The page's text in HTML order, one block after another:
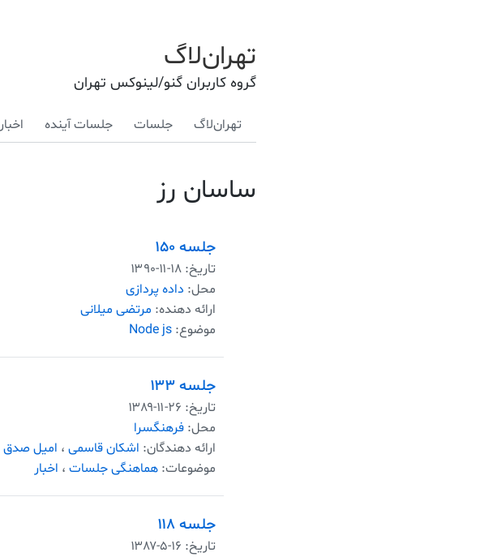
تهران‌لاگ
گروه کاربران گنو/لینوکس تهران
تهران‌لاگ جلسات جلسات آینده اخبار
ساسان رز
جلسه ۱۵۰
تاریخ: ۱۳۹۰-۱۱-۱۸
محل: داده پردازی
ارائه دهنده: مرتضی میلانی
موضوع: Node js
جلسه ۱۳۳
تاریخ: ۱۳۸۹-۱۱-۲۶
محل: فرهنگسرا
ارائه دهندگان: اشکان قاسمی ، امیل صدق
موضوعات: هماهنگی جلسات ، اخبار
جلسه ۱۱۸
تاریخ: ۱۳۸۷-۵-۱۶